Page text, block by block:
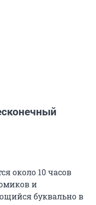
около 10 часов
и
буквально в